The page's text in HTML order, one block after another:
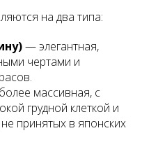
на два типа:
— элегантная,
чертами и
массивная, с
грудной клеткой и
принятых в японских